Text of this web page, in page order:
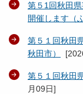
第５1回秋田
開催します（
第５１回秋田
秋田市）
[
第５１回秋田
月09日]